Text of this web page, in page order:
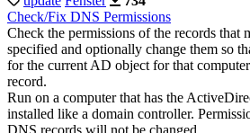
Check/Fix DNS Permissions
Check the permissions of the records that
specified and optionally change them so
for the current AD object for that
record.
Run on a computer that has the
installed like a domain controller.
DNS records will not be changed,